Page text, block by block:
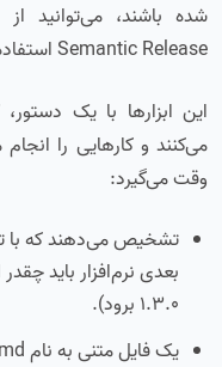
Semantic Release استفاده کنید.
این ابزارها با یک
می‌کنند و کارهایی را
وقت می‌گیرد:
1.3.0 برود).